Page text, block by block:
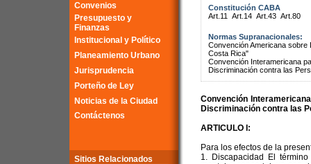
Convenios
Presupuesto y
Finanzas
Institucional y Político
Planeamiento Urbano
Jurisprudencia
Porteño de Ley
Noticias de la Ciudad
Contáctenos
Sitios Relacionados
Constitución CABA
Art.11
Art.14 Art.43 Art.80
Normas Supranacionales:
Convención Americana
Costa Rica"
Convención Interamericana
Discriminación contra las
Convención
Discriminación contra las
ARTICULO I:
Para los efectos de la
1. Discapacidad El